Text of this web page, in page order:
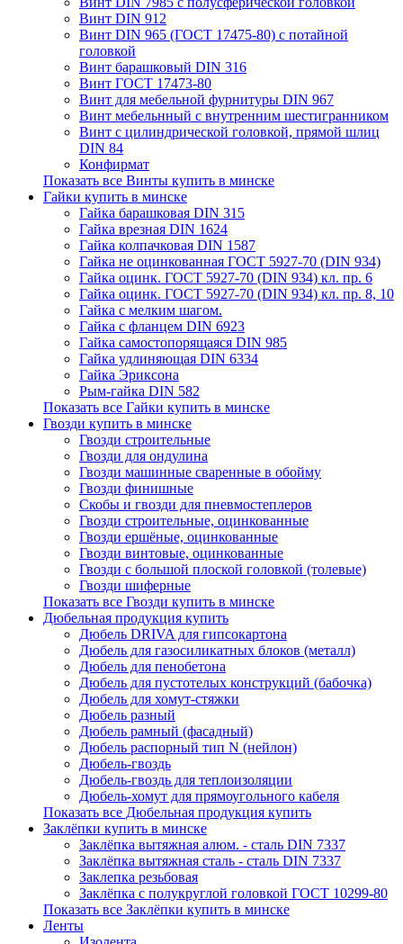
Винт DIN 912
Винт DIN 965 (ГОСТ 17475-80) с потайной
головкой
Винт барашковый DIN 316
Винт ГОСТ 17473-80
Винт для мебельной фурнитуры DIN 967
Винт мебельнный с внутренним шестигранником
Винт с цилиндрической головкой, прямой шлиц
DIN 84
Конфирмат
Показать все Винты купить в минске
Гайки купить в минске
Гайка барашковая DIN 315
Гайка врезная DIN 1624
Гайка колпачковая DIN 1587
Гайка не оцинкованная ГОСТ 5927-70 (DIN 934)
Гайка оцинк. ГОСТ 5927-70 (DIN 934) кл. пр. 6
Гайка оцинк. ГОСТ 5927-70 (DIN 934) кл. пр. 8, 10
Гайка с мелким шагом.
Гайка с фланцем DIN 6923
Гайка самостопорящаяся DIN 985
Гайка удлиняющая DIN 6334
Гайка Эриксона
Рым-гайка DIN 582
Показать все Гайки купить в минске
Гвозди купить в минске
Гвозди строительные
Гвозди для ондулина
Гвозди машинные сваренные в обойму
Гвозди финишные
Скобы и гвозди для пневмостеплеров
Гвозди строительные, оцинкованные
Гвозди ершёные, оцинкованные
Гвозди винтовые, оцинкованные
Гвозди с большой плоской головкой (толевые)
Гвозди шиферные
Показать все Гвозди купить в минске
Дюбельная продукция купить
Дюбель DRIVA для гипсокартона
Дюбель для газосиликатных блоков (металл)
Дюбель для пенобетона
Дюбель для пустотелых конструкций (бабочка)
Дюбель для хомут-стяжки
Дюбель разный
Дюбель рамный (фасадный)
Дюбель распорный тип N (нейлон)
Дюбель-гвоздь
Дюбель-гвоздь для теплоизоляции
Дюбель-хомут для прямоугольного кабеля
Показать все Дюбельная продукция купить
Заклёпки купить в минске
Заклёпка вытяжная алюм. - сталь DIN 7337
Заклёпка вытяжная сталь - сталь DIN 7337
Заклепка резьбовая
Заклёпка с полукруглой головкой ГОСТ 10299-80
Показать все Заклёпки купить в минске
Ленты